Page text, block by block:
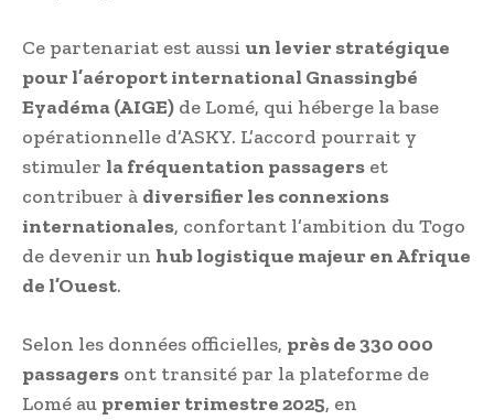
Ce partenariat est aussi un levier stratégique
pour l’aéroport international Gnassingbé
Eyadéma (AIGE) de Lomé, qui héberge la base
opérationnelle d’ASKY. L’accord pourrait y
stimuler la fréquentation passagers et
contribuer à diversifier les connexions
internationales, confortant l’ambition du Togo
de devenir un hub logistique majeur en Afrique
de l’Ouest.
Selon les données officielles, près de 330 000
passagers ont transité par la plateforme de
Lomé au premier trimestre 2025, en